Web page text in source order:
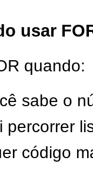
usar
quando:
sabe o
percorrer
código